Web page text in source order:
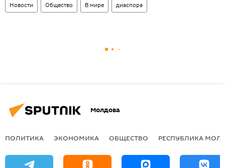
Новости Общество В мире диаспора
Молдова
ПОЛИТИКА ЭКОНОМИКА ОБЩЕСТВО РЕСПУБЛИКА